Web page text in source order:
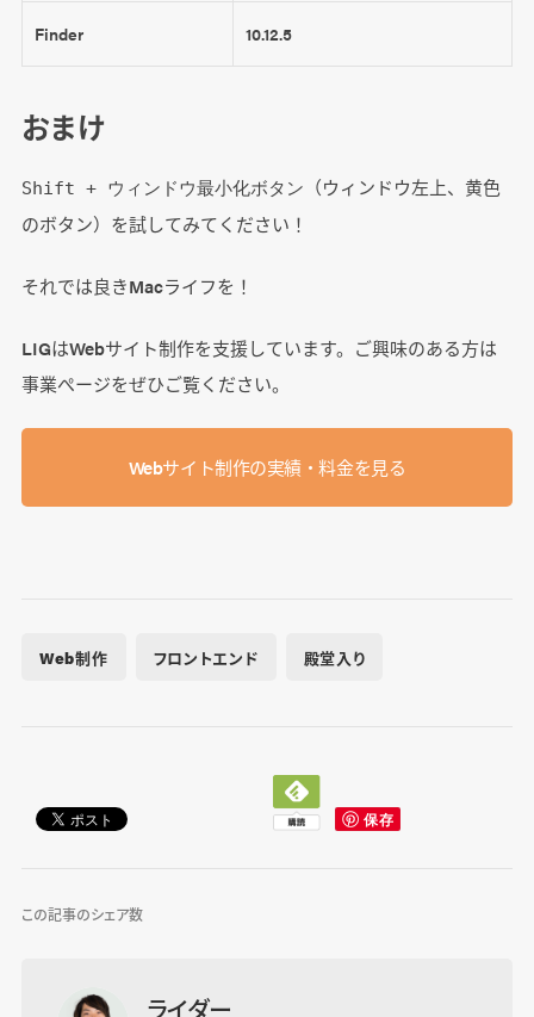
Finder 10.12.5
おまけ
Shift + ウィンドウ最小化ボタン
（ウィンドウ左上、黄色
のボタン）を試してみてください！
それでは良きMacライフを！
LIGはWebサイト制作を支援しています。ご興味のある方は
事業ぺージをぜひご覧ください。
Webサイト制作の実績・料金を見る
Web制作 フロントエンド 殿堂入り
この記事のシェア数
ライダー